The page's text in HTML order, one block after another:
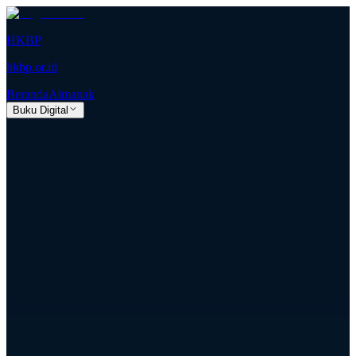
HKBP
hkbp.or.id
BerandaAlmanak
Buku Digital